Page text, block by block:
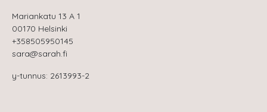
Mariankatu 13 A 1
00170 Helsinki
+358505950145
sara@sarah.fi
y-tunnus: 2613993-2